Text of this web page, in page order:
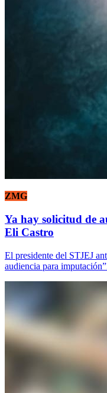
ZMG
Ya hay solicitud de
Eli Castro
El presidente del STJEJ
audiencia para